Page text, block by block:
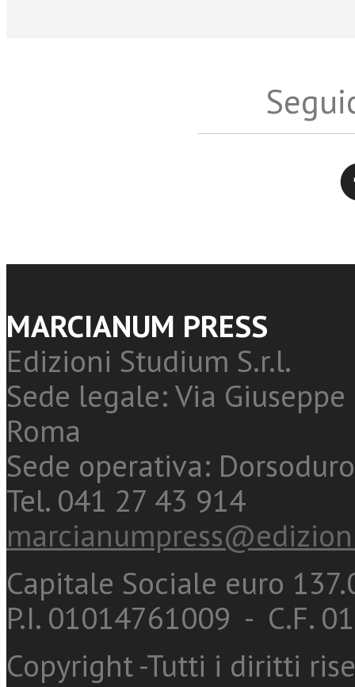
MARCIANUM PRESS
Edizioni Studium S.r.l.
Sede legale: Via
Roma
Sede operativa:
Tel. 041 27 43 914
Capitale Sociale euro
P.I. 01014761009 - C.F.
Copyright -Tutti i diritti